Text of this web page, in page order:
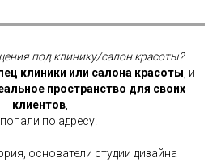
под клинику/салон красоты?
клиники или салона красоты , и
пространство для своих
клиентов,
по адресу!
основатели студии дизайна